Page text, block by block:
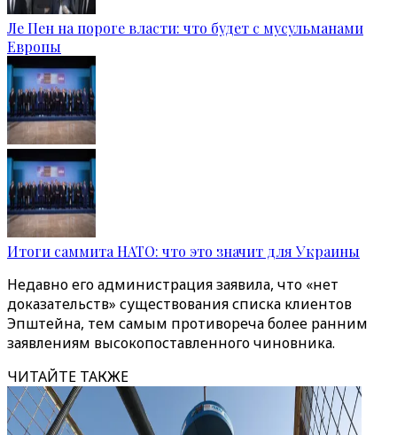
Ле Пен на пороге власти: что будет с мусульманами
Европы
Итоги саммита НАТО: что это значит для Украины
Недавно его администрация заявила, что «нет
доказательств» существования списка клиентов
Эпштейна, тем самым противореча более ранним
заявлениям высокопоставленного чиновника.
ЧИТАЙТЕ ТАКЖЕ